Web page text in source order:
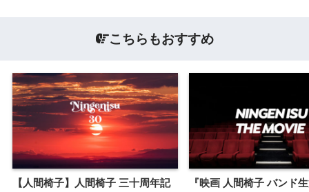
こちらもおすすめ
【人間椅子】人間椅子 三十周年記
『映画 人間椅子 バンド